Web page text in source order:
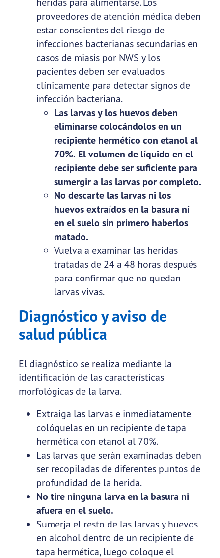
proveedores de atención médica deben
estar conscientes del riesgo de
infecciones bacterianas secundarias en
casos de miasis por NWS y los
pacientes deben ser evaluados
clínicamente para detectar signos de
infección bacteriana.
Las larvas y los huevos deben
eliminarse colocándolos en un
recipiente hermético con etanol al
70%. El volumen de líquido en el
recipiente debe ser suficiente para
sumergir a las larvas por completo.
No descarte las larvas ni los
huevos extraídos en la basura ni
en el suelo sin primero haberlos
matado.
Vuelva a examinar las heridas
tratadas de 24 a 48 horas después
para confirmar que no quedan
larvas vivas.
Diagnóstico y aviso de
salud pública
El diagnóstico se realiza mediante la
identificación de las características
morfológicas de la larva.
Extraiga las larvas e inmediatamente
colóquelas en un recipiente de tapa
hermética con etanol al 70%.
Las larvas que serán examinadas deben
ser recopiladas de diferentes puntos de
profundidad de la herida.
No tire ninguna larva en la basura ni
afuera en el suelo.
Sumerja el resto de las larvas y huevos
en alcohol dentro de un recipiente de
tapa hermética, luego coloque el